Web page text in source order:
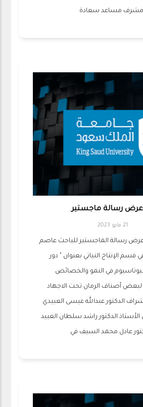
مساعد سعادة
21 مايو 2023
عرض رسالة الماجستير للباحث عاصم
قسم الإنتاج النباتي بعنوان " دور
في النمو والخصائص
لبعض أصناف الرمان تحت الاجهاد
الدكتور عبدالله عيسى العبيدي
الدكتور راشد سلطان العبيد
عادل محمد السيف في